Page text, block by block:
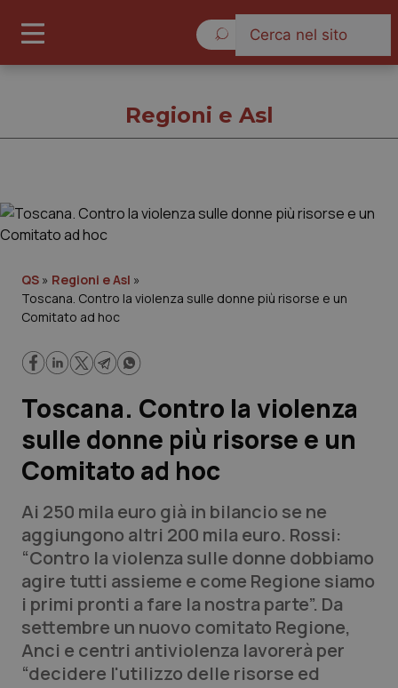
Governo e Parlamento
Regioni e Asl
Lavoro e Professioni
Scienza e Farmaci
Studi e Analisi
Lettere al direttore
Edizioni Regionali
QS Pro
Professionisti Sanitari.AI
Regioni e Asl
QS » Regioni e Asl »
Toscana. Contro la violenza sulle donne più risorse e un
Comitato ad hoc
Toscana. Contro la violenza
sulle donne più risorse e un
Comitato ad hoc
Ai 250 mila euro già in bilancio se ne
aggiungono altri 200 mila euro. Rossi:
“Contro la violenza sulle donne dobbiamo
agire tutti assieme e come Regione siamo
i primi pronti a fare la nostra parte”. Da
settembre un nuovo comitato Regione,
Anci e centri antiviolenza lavorerà per
“decidere l'utilizzo delle risorse ed